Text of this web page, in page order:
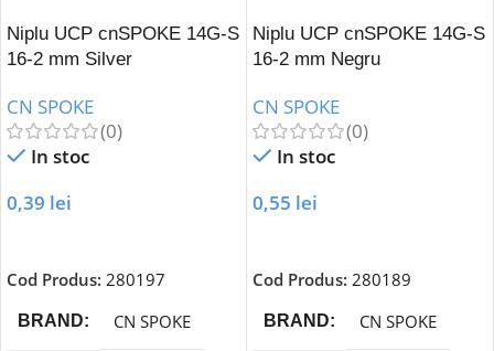
Niplu UCP cnSPOKE 14G-S
16-2 mm Silver
CN SPOKE
(0)
In stoc
0,39 lei
Cod Produs: 280197
BRAND CN SPOKE
Niplu UCP cnSPOKE 14G-S
16-2 mm Negru
CN SPOKE
(0)
In stoc
0,55 lei
Cod Produs: 280189
BRAND CN SPOKE